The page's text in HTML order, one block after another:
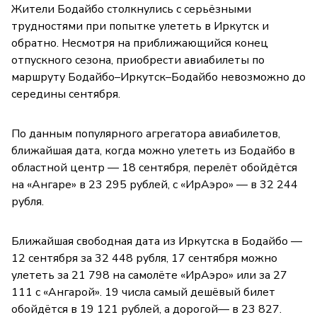
Жители Бодайбо столкнулись с серьёзными
трудностями при попытке улететь в Иркутск и
обратно. Несмотря на приближающийся конец
отпускного сезона, приобрести авиабилеты по
маршруту Бодайбо–Иркутск–Бодайбо невозможно до
середины сентября.
По данным популярного агрегатора авиабилетов,
ближайшая дата, когда можно улететь из Бодайбо в
областной центр — 18 сентября, перелёт обойдётся
на «Ангаре» в 23 295 рублей, с «ИрАэро» — в 32 244
рубля.
Ближайшая свободная дата из Иркутска в Бодайбо —
12 сентября за 32 448 рубля, 17 сентября можно
улететь за 21 798 на самолёте «ИрАэро» или за 27
111 с «Ангарой». 19 числа самый дешёвый билет
обойдётся в 19 121 рублей, а дорогой— в 23 827.